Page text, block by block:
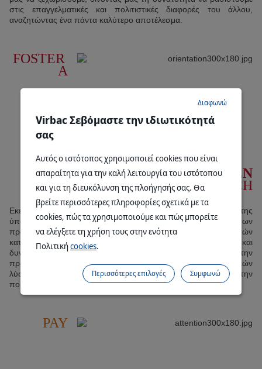
στις επαγγελματικές και πολιτιστικές διαφορές του άλλου,
αναζητώντας ένα πάντα καλύτερο αποτέλεσμα.
FOSTER
A
CUSTOMER-DRIVEN
APPROACH
Εκείνοι που φροντίζουν τα ζώα, αποτελούν την πεμπτουσία της
ύπαρξης μας. Γι 'αυτό είναι απαραίτητο να έχουμε επίγνωση των
προσδοκιών των κτηνιάτρων, των αγροτών και των ιδιοκτητών
κατοικίδιων ζώων. Αυτή είναι η «μαγιά» για τις μοναδικές και
δυνατές σχέσεις που έχουμε μαζί τους, που είναι το κλειδί για την
πρόβλεψη των αναγκών τους και την παροχή χρήσιμων, διαρκών
λύσεων που βελτιώνουν την κτηνιατρική πρακτική και την
ποιότητα ζωής των ζώων.
PAY
Virbac Σεβόμαστε την ιδιωτικότητά
σας
Αυτός ο ιστότοπος χρησιμοποιεί cookies που είναι
απαραίτητα για την καλή λειτουργία του ιστότοπου
και για τη διευκόλυνση της πλοήγησής σας. Θα
βρείτε περισσότερες πληροφορίες σχετικά με τα
cookies, πώς τα χρησιμοποιούμε και πώς μπορείτε
να ελέγξετε τη χρήση τους στην ενότητα
Πολιτικήcookies.
Διαφωνώ
Συμφωνώ
Περισσότερες επιλογές